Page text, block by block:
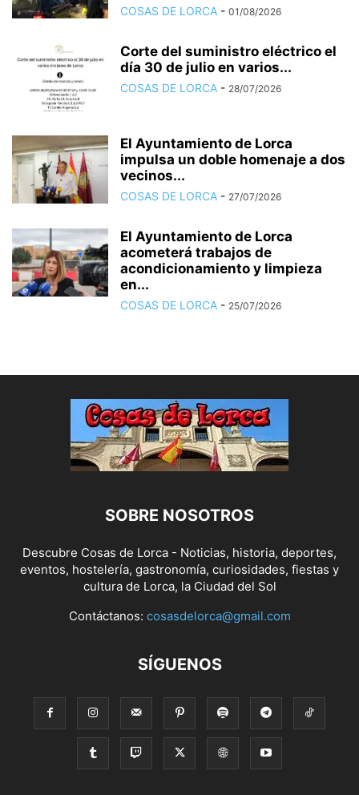
COSAS DE LORCA - 01/08/2026
Corte del suministro eléctrico el
día 30 de julio en varios...
COSAS DE LORCA - 28/07/2026
El Ayuntamiento de Lorca
impulsa un doble homenaje a dos
vecinos...
COSAS DE LORCA - 27/07/2026
El Ayuntamiento de Lorca
acometerá trabajos de
acondicionamiento y limpieza
en...
COSAS DE LORCA - 25/07/2026
SOBRE NOSOTROS
Descubre Cosas de Lorca - Noticias, historia, deportes,
eventos, hostelería, gastronomía, curiosidades, fiestas y
cultura de Lorca, la Ciudad del Sol
Contáctanos: cosasdelorca@gmail.com
SÍGUENOS